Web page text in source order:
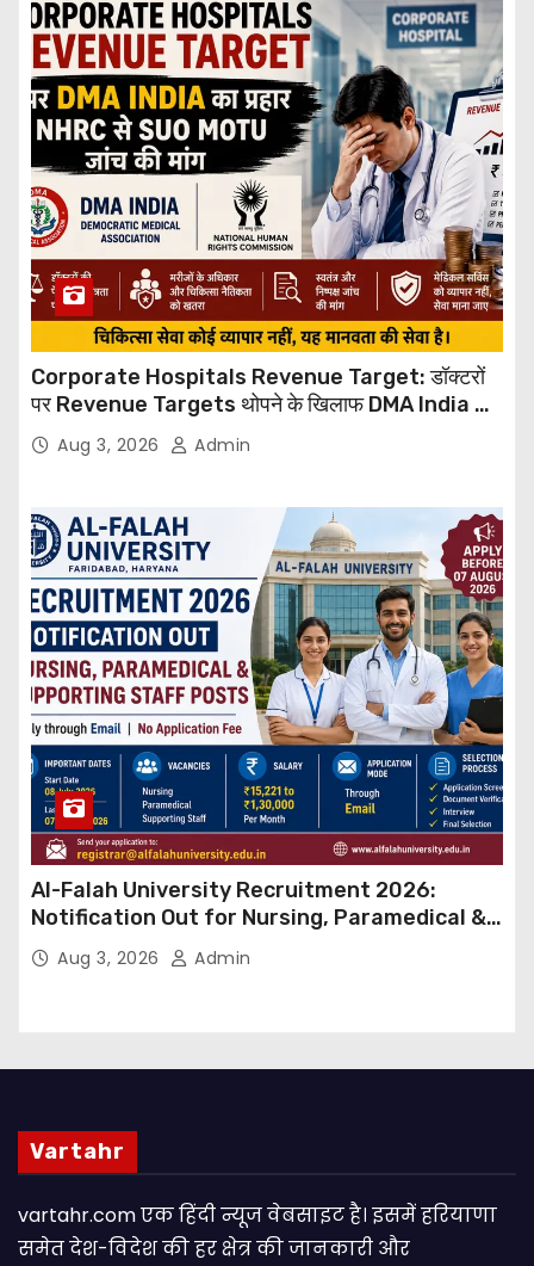
Corporate Hospitals Revenue Target: डॉक्टरों
पर Revenue Targets थोपने के खिलाफ DMA India का
बड़ा कदम, NHRC से Suo Motu जांच की मांग
Aug 3, 2026 Admin
Al-Falah University Recruitment 2026:
Notification Out for Nursing, Paramedical &
Supporting Staff Posts, Apply Through Email
Aug 3, 2026 Admin
Vartahr
vartahr.com एक हिंदी न्यूज वेबसाइट है। इसमें हरियाणा
समेत देश-विदेश की हर क्षेत्र की जानकारी और